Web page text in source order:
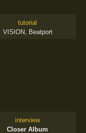
tutorial
VISION, Beatport
interview
Closer Album